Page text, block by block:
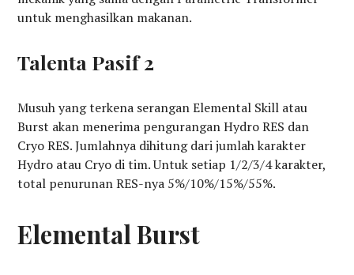
untuk menghasilkan makanan.
Talenta Pasif 2
Musuh yang terkena serangan Elemental Skill atau
Burst akan menerima pengurangan Hydro RES dan
Cryo RES. Jumlahnya dihitung dari jumlah karakter
Hydro atau Cryo di tim. Untuk setiap 1/2/3/4 karakter,
total penurunan RES-nya 5%/10%/15%/55%.
Elemental Burst